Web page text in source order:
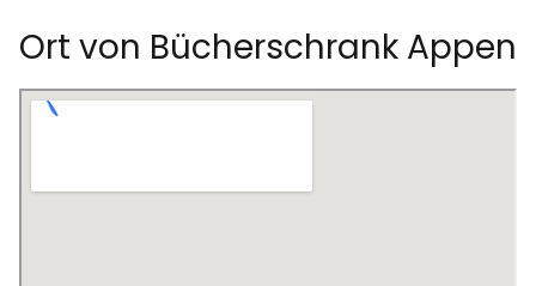
Ort von Bücherschrank Appen